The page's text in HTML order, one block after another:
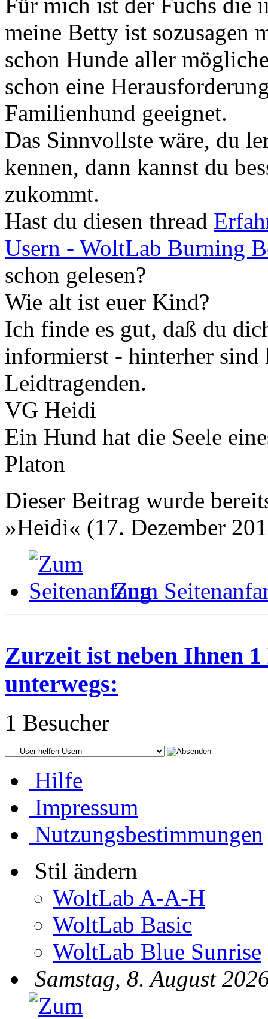
meine Betty ist sozusagen
schon Hunde aller
schon eine
Familienhund geeignet.
Das Sinnvollste wäre, du
kennen, dann kannst du
zukommt.
Hast du diesen thread
Usern - WoltLab Burning
schon gelesen?
Wie alt ist euer Kind?
Ich finde es gut, daß du
informierst - hinterher sind
Leidtragenden.
VG Heidi
Ein Hund hat die Seele
Platon
Dieser Beitrag wurde
»Heidi« (17. Dezember
Zum
Zurzeit ist neben Ihnen
unterwegs:
1 Besucher
Hilfe
Impressum
Nutzungsbestimmungen
Stil ändern
WoltLab A-A-H
WoltLab Basic
WoltLab Blue Sunrise
Samstag, 8. August